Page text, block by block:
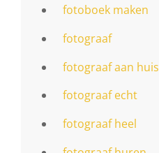
fotoboek maken
fotograaf
fotograaf aan huis
fotograaf echt
fotograaf heel